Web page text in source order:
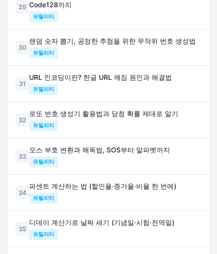
29 Code128까지
유틸리티
30
랜덤 숫자 뽑기, 공정한 추첨을 위한 무작위 번호 생성법
유틸리티
31
URL 인코딩이란? 한글 URL 깨짐 원인과 해결법
유틸리티
32
로또 번호 생성기 활용법과 당첨 확률 제대로 알기
유틸리티
33
모스 부호 변환과 해독법, SOS부터 알파벳까지
유틸리티
34
퍼센트 계산하는 법 (할인율·증가율·비율 한 번에)
유틸리티
35
디데이 계산기로 날짜 세기 (기념일·시험·전역일)
유틸리티